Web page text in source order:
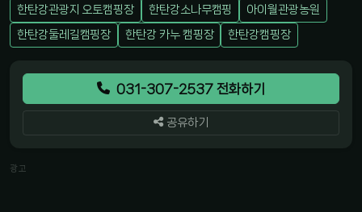
한탄강관광지 오토캠핑장
한탄강소나무캠핑
아이월관광농원
한탄강둘레길캠핑장
한탄강 카누 캠핑장 한탄강캠핑장
031-307-2537 전화하기
공유하기
광고